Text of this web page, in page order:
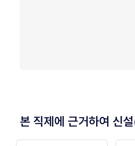
본 직제에 근거하여 신